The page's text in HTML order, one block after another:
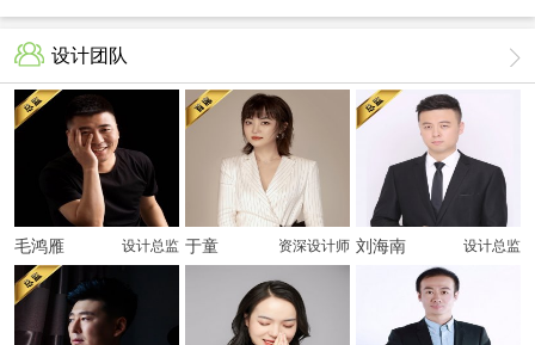
轻奢
设计团队
毛鸿雁 设计总监 于童 资深设计师 刘海南 设计总监